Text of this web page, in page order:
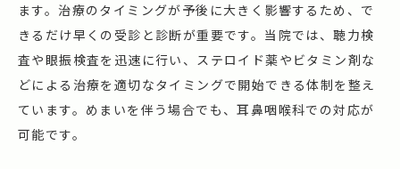
ます。治療のタイミングが予後に大きく影響するため、で
きるだけ早くの受診と診断が重要です。当院では、聴力検
査や眼振検査を迅速に行い、ステロイド薬やビタミン剤な
どによる治療を適切なタイミングで開始できる体制を整え
ています。めまいを伴う場合でも、耳鼻咽喉科での対応が
可能です。